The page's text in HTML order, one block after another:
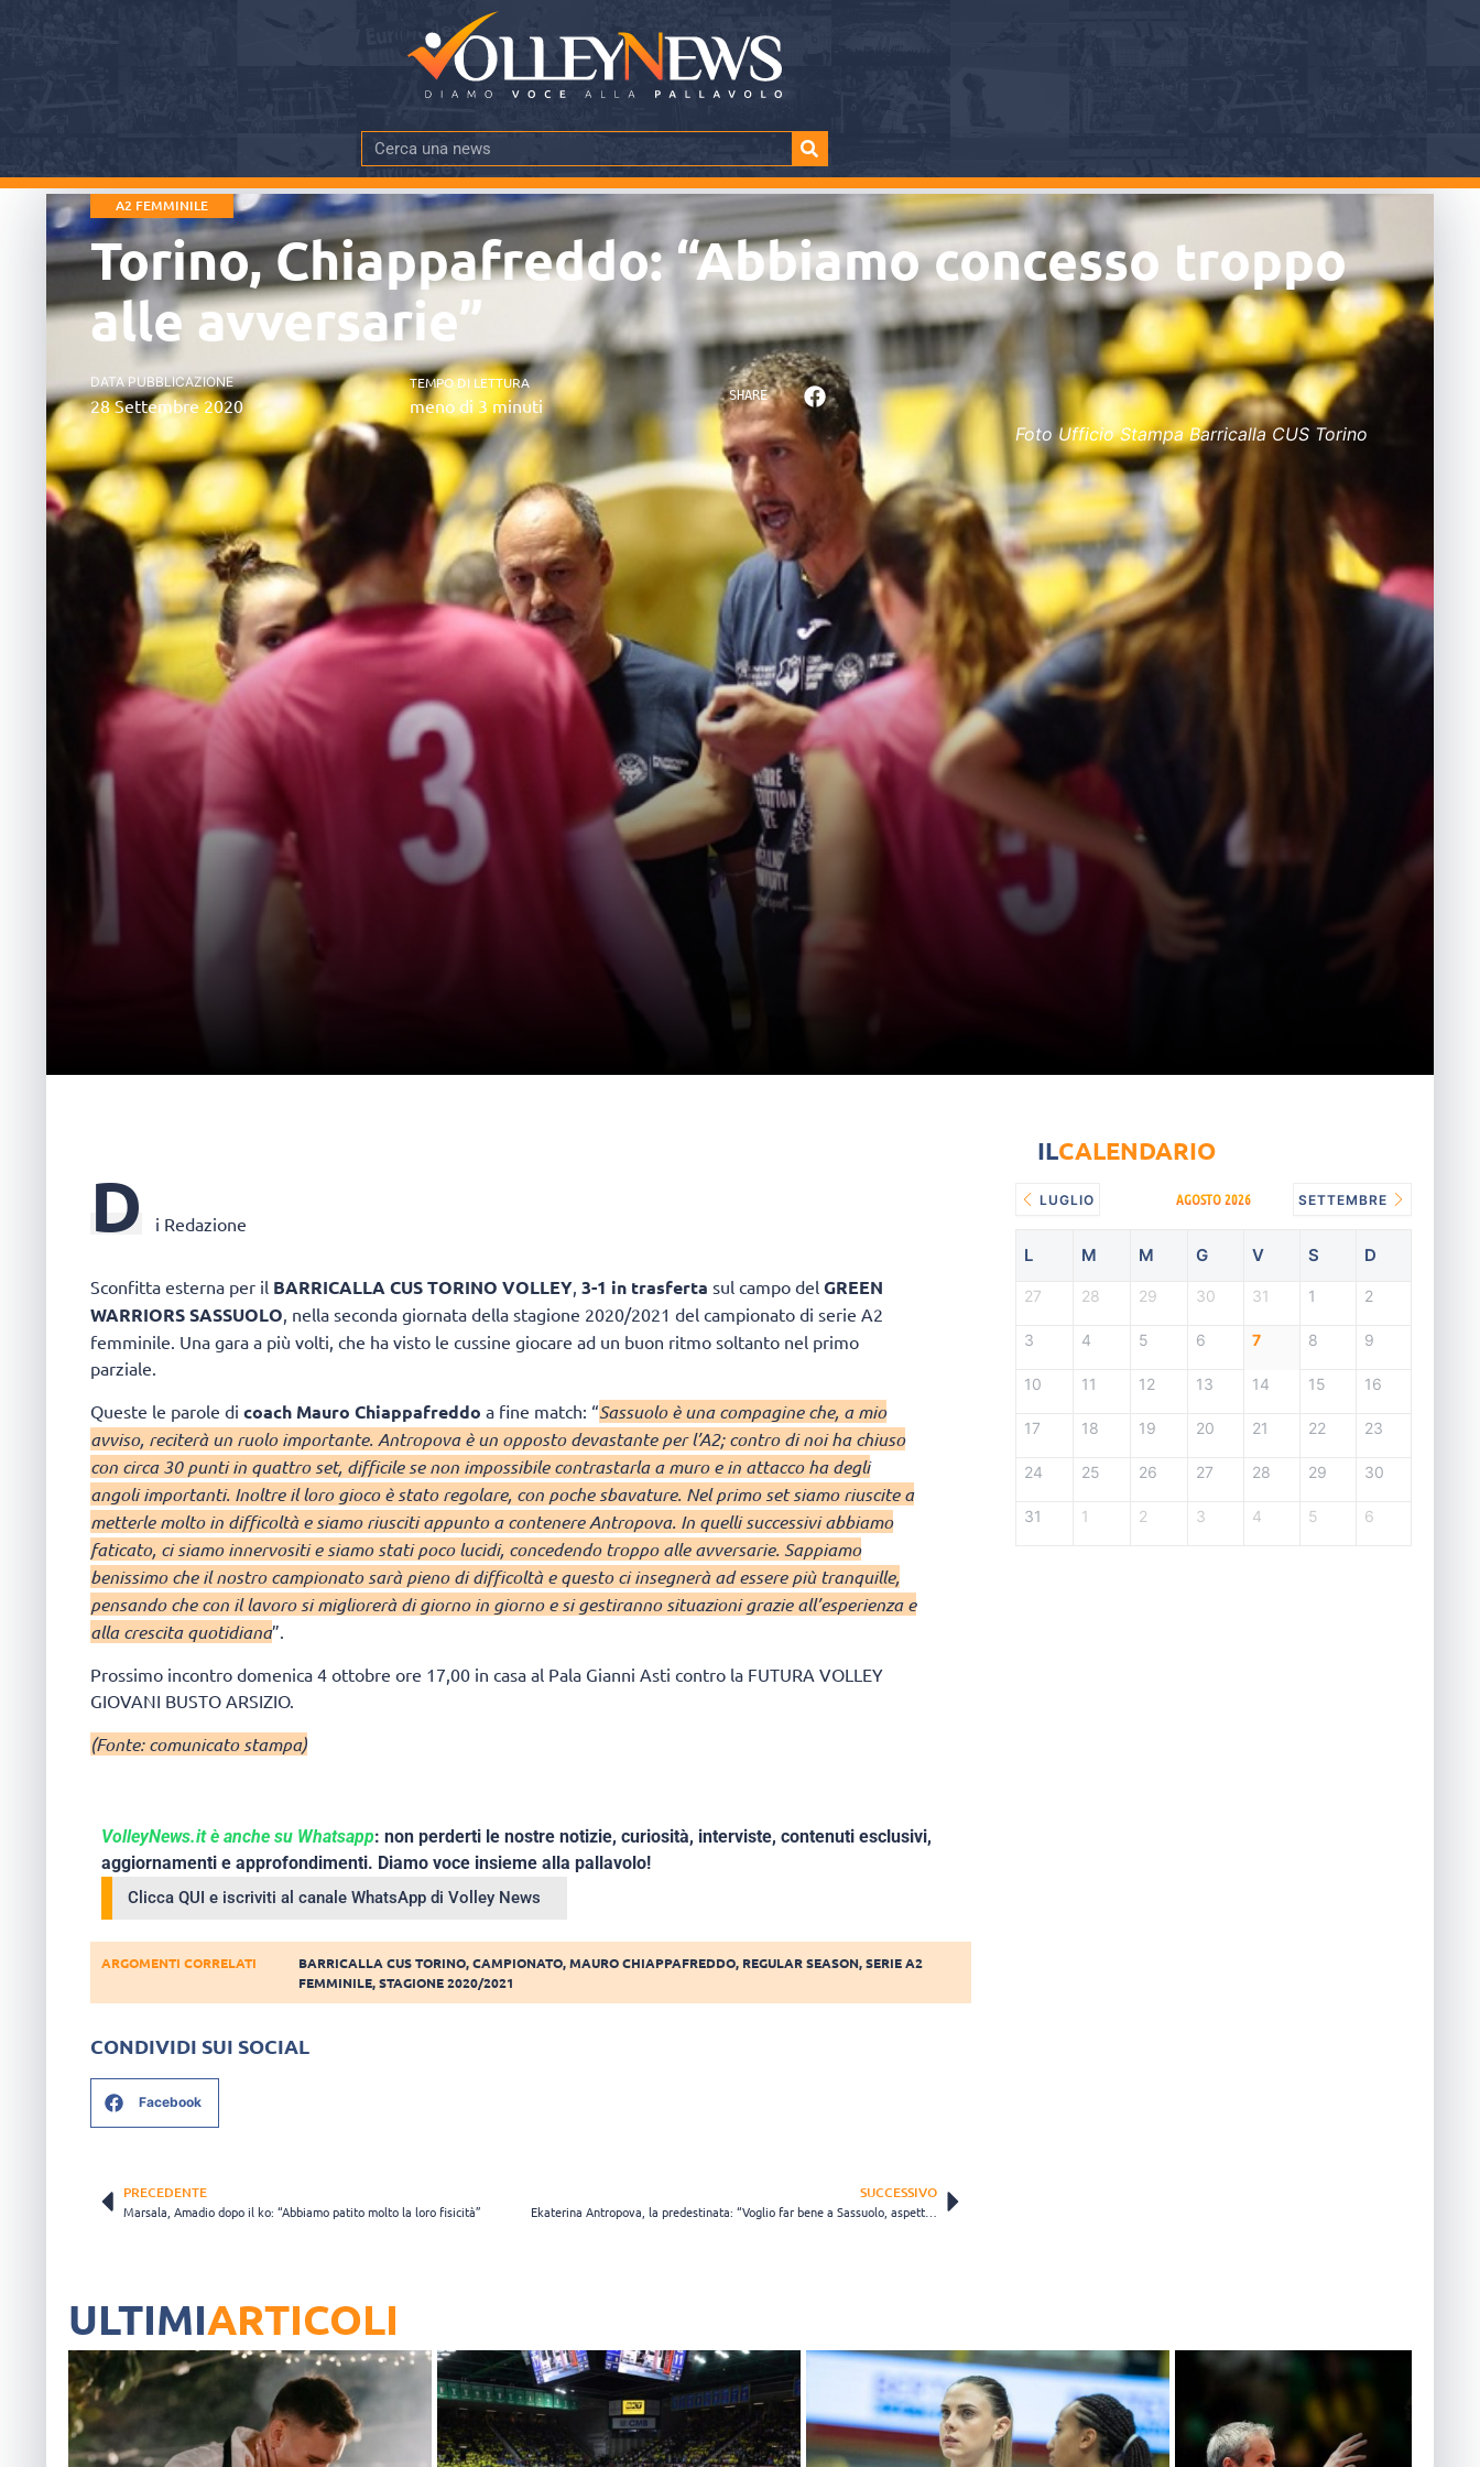
A2 FEMMINILE
Torino, Chiappafreddo: “Abbiamo concesso troppo
alle avversarie”
DATA PUBBLICAZIONE
28 Settembre 2020
TEMPO DI LETTURA
meno di 3 minuti SHARE
Foto Ufficio Stampa Barricalla CUS Torino
D i Redazione
Sconfitta esterna per il BARRICALLA CUS TORINO VOLLEY, 3-1 in trasferta sul campo del GREEN
WARRIORS SASSUOLO, nella seconda giornata della stagione 2020/2021 del campionato di serie A2
femminile. Una gara a più volti, che ha visto le cussine giocare ad un buon ritmo soltanto nel primo
parziale.
Queste le parole di coach Mauro Chiappafreddo a fine match: “Sassuolo è una compagine che, a mio
avviso, reciterà un ruolo importante. Antropova è un opposto devastante per l’A2; contro di noi ha chiuso
con circa 30 punti in quattro set, difficile se non impossibile contrastarla a muro e in attacco ha degli
angoli importanti. Inoltre il loro gioco è stato regolare, con poche sbavature. Nel primo set siamo riuscite a
metterle molto in difficoltà e siamo riusciti appunto a contenere Antropova. In quelli successivi abbiamo
faticato, ci siamo innervositi e siamo stati poco lucidi, concedendo troppo alle avversarie. Sappiamo
benissimo che il nostro campionato sarà pieno di difficoltà e questo ci insegnerà ad essere più tranquille,
pensando che con il lavoro si migliorerà di giorno in giorno e si gestiranno situazioni grazie all’esperienza e
alla crescita quotidiana”.
Prossimo incontro domenica 4 ottobre ore 17,00 in casa al Pala Gianni Asti contro la FUTURA VOLLEY
GIOVANI BUSTO ARSIZIO.
(Fonte: comunicato stampa)
VolleyNews.it è anche su Whatsapp: non perderti le nostre notizie, curiosità, interviste, contenuti esclusivi,
aggiornamenti e approfondimenti. Diamo voce insieme alla pallavolo!
Clicca QUI e iscriviti al canale WhatsApp di Volley News
ARGOMENTI CORRELATI BARRICALLA CUS TORINO,CAMPIONATO,MAURO CHIAPPAFREDDO, REGULAR SEASON,SERIE A2
FEMMINILE,STAGIONE 2020/2021
CONDIVIDI SUI SOCIAL
Facebook
PRECEDENTE
Marsala, Amadio dopo il ko: “Abbiamo patito molto la loro fisicità”
SUCCESSIVO
Ekaterina Antropova, la predestinata: “Voglio far bene a Sassuolo, aspettando la A1”
ILCALENDARIO
LUGLIO AGOSTO 2026 SETTEMBRE
L M M G V S D
27 28 29 30 31 1 2
3 4 5 6 7 8 9
10 11 12 13 14 15 16
17 18 19 20 21 22 23
24 25 26 27 28 29 30
31 1 2 3 4 5 6
ULTIMIARTICOLI